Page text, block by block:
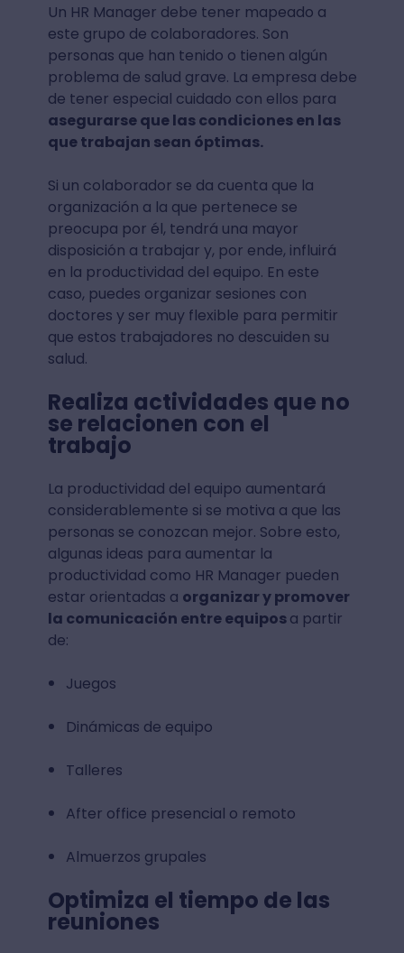
Un HR Manager debe tener mapeado a
este grupo de colaboradores. Son
personas que han tenido o tienen algún
problema de salud grave. La empresa debe
de tener especial cuidado con ellos para
asegurarse que las condiciones en las
que trabajan sean óptimas.
Si un colaborador se da cuenta que la
organización a la que pertenece se
preocupa por él, tendrá una mayor
disposición a trabajar y, por ende, influirá
en la productividad del equipo. En este
caso, puedes organizar sesiones con
doctores y ser muy flexible para permitir
que estos trabajadores no descuiden su
salud.
Realiza actividades que no
se relacionen con el
trabajo
La productividad del equipo aumentará
considerablemente si se motiva a que las
personas se conozcan mejor. Sobre esto,
algunas ideas para aumentar la
productividad como HR Manager pueden
estar orientadas a organizar y promover
la comunicación entre equiposa partir
de:
Juegos
Dinámicas de equipo
Talleres
After office presencial o remoto
Almuerzos grupales
Optimiza el tiempo de las
reuniones